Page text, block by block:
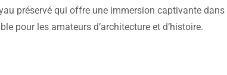
préservé qui offre une immersion captivante dans
pour les amateurs d’architecture et d’histoire.